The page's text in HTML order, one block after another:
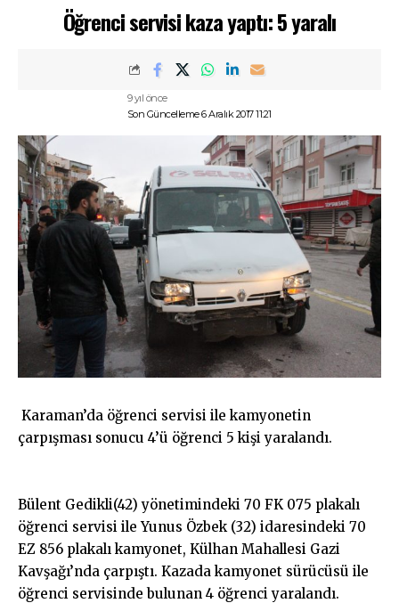
Öğrenci servisi kaza yaptı: 5 yaralı
Son Güncelleme 6 Aralık 2017 11:21
9 yıl önce
Karaman’da öğrenci servisi ile kamyonetin
çarpışması sonucu 4’ü öğrenci 5 kişi yaralandı.
Bülent Gedikli(42) yönetimindeki 70 FK 075 plakalı
öğrenci servisi ile Yunus Özbek (32) idaresindeki 70
EZ 856 plakalı kamyonet, Külhan Mahallesi Gazi
Kavşağı’nda çarpıştı. Kazada kamyonet sürücüsü ile
öğrenci servisinde bulunan 4 öğrenci yaralandı.